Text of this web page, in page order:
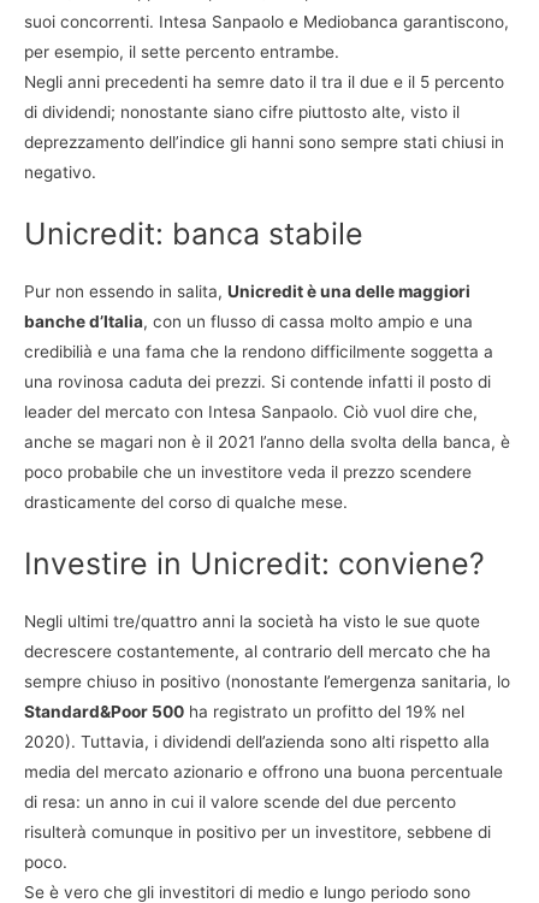
suoi concorrenti. Intesa Sanpaolo e Mediobanca garantiscono,
per esempio, il sette percento entrambe.
Negli anni precedenti ha semre dato il tra il due e il 5 percento
di dividendi; nonostante siano cifre piuttosto alte, visto il
deprezzamento dell’indice gli hanni sono sempre stati chiusi in
negativo.
Unicredit: banca stabile
Pur non essendo in salita, Unicredit è una delle maggiori
banche d’Italia, con un flusso di cassa molto ampio e una
credibilià e una fama che la rendono difficilmente soggetta a
una rovinosa caduta dei prezzi. Si contende infatti il posto di
leader del mercato con Intesa Sanpaolo. Ciò vuol dire che,
anche se magari non è il 2021 l’anno della svolta della banca, è
poco probabile che un investitore veda il prezzo scendere
drasticamente del corso di qualche mese.
Investire in Unicredit: conviene?
Negli ultimi tre/quattro anni la società ha visto le sue quote
decrescere costantemente, al contrario dell mercato che ha
sempre chiuso in positivo (nonostante l’emergenza sanitaria, lo
Standard&Poor 500 ha registrato un profitto del 19% nel
2020). Tuttavia, i dividendi dell’azienda sono alti rispetto alla
media del mercato azionario e offrono una buona percentuale
di resa: un anno in cui il valore scende del due percento
risulterà comunque in positivo per un investitore, sebbene di
poco.
Se è vero che gli investitori di medio e lungo periodo sono